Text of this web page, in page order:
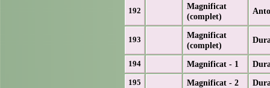
192
Magnificat
(complet)
193
Magnificat
(complet)
194 Magnificat - 1
195 Magnificat - 2